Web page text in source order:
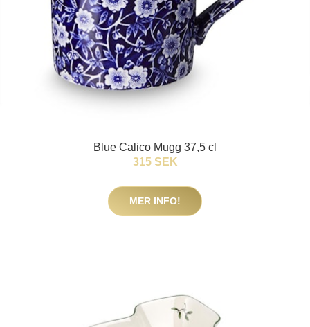
Blue Calico Mugg 37,5 cl
315 SEK
MER INFO!